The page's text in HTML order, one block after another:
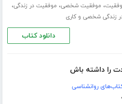
، موفقیت شخصی، موفقیت در زندگی،
زندگی شخصی و کاری
دانلود کتاب
را داشته باش
روانشناسی